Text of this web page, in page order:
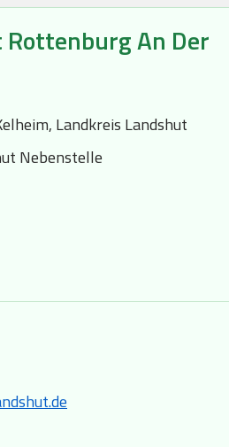
An Der
Landkreis Landshut
Nebenstelle